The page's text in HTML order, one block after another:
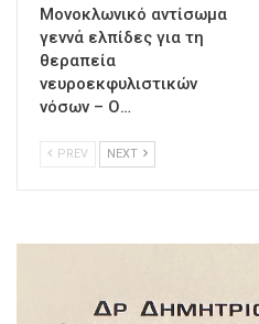
Μονοκλωνικό αντίσωμα
γεννά ελπίδες για τη
θεραπεία
νευροεκφυλιστικών
νόσων – Ο…
PREV NEXT